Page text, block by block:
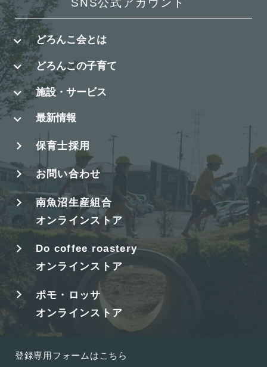
SNS公式アカウント
どろんこ会とは
どろんこの子育て
施設・サービス
最新情報
保育士採用
お問い合わせ
南魚沼生産組合
オンラインストア
Do coffee roastery
オンラインストア
ポモ・ロッサ
オンラインストア
登録専用フォームはこちら